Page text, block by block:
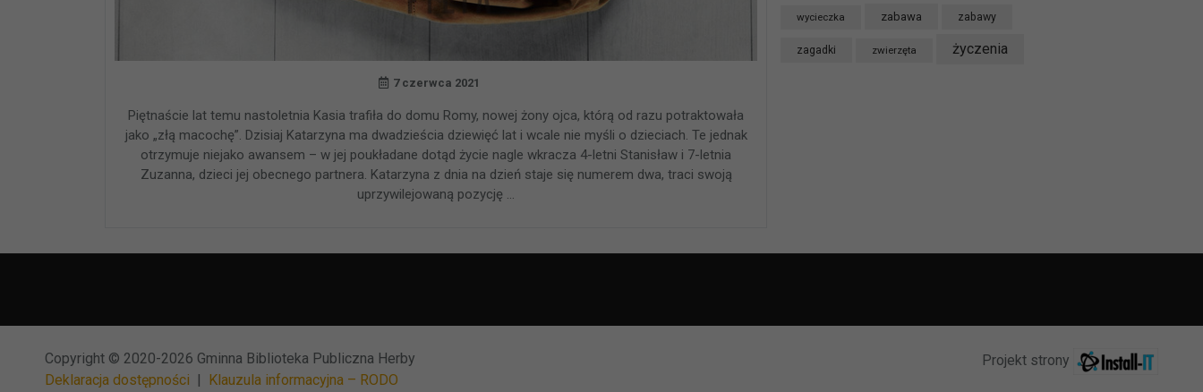
7 czerwca 2021
Piętnaście lat temu nastoletnia Kasia trafiła do domu Romy, nowej żony ojca, którą od razu potraktowała
jako „złą macochę”. Dzisiaj Katarzyna ma dwadzieścia dziewięć lat i wcale nie myśli o dzieciach. Te jednak
otrzymuje niejako awansem – w jej poukładane dotąd życie nagle wkracza 4-letni Stanisław i 7-letnia
Zuzanna, dzieci jej obecnego partnera. Katarzyna z dnia na dzień staje się numerem dwa, traci swoją
uprzywilejowaną pozycję …
wycieczka zabawa zabawy
zagadki zwierzęta życzenia
Copyright © 2020-2026 Gminna Biblioteka Publiczna Herby
Deklaracja dostępności
Klauzula informacyjna – RODO
Projekt strony